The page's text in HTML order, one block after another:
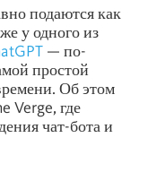
подаются как
у одного из
— по-
простой
Об этом
Verge, где
чат-бота и